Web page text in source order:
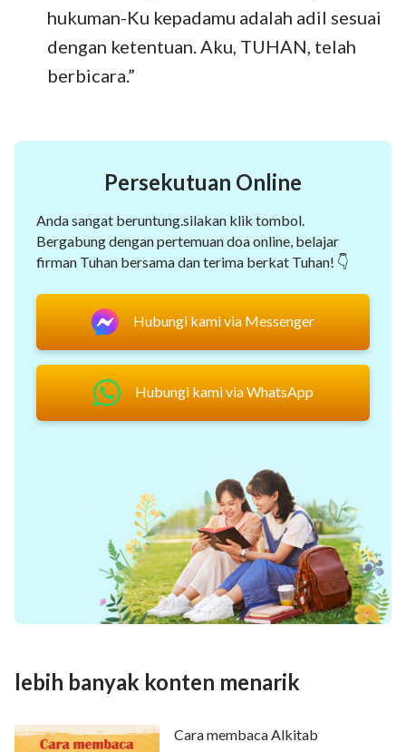
hukuman-Ku kepadamu adalah adil sesuai
dengan ketentuan. Aku, TUHAN, telah
berbicara.”
Persekutuan Online
Anda sangat beruntung.silakan klik tombol.
Bergabung dengan pertemuan doa online, belajar
firman Tuhan bersama dan terima berkat Tuhan! 👇
Hubungi kami via Messenger
Hubungi kami via WhatsApp
lebih banyak konten menarik
Cara membaca Alkitab